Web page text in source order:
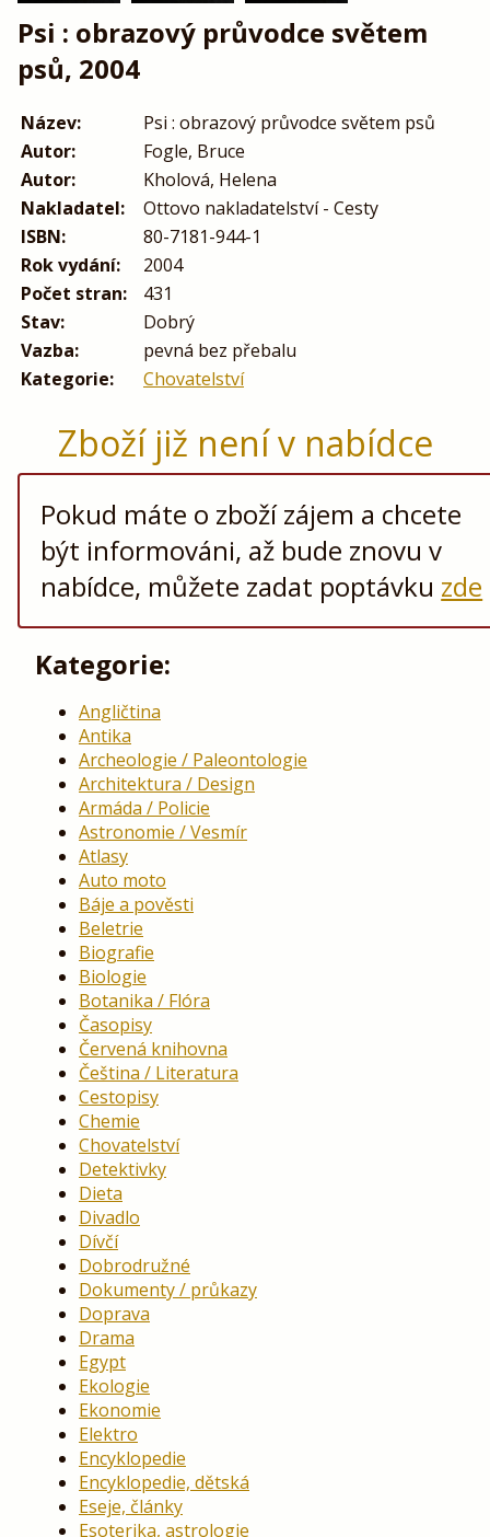
Psi : obrazový průvodce světem
psů, 2004
Název:
Psi : obrazový průvodce světem psů
Autor:
Fogle, Bruce
Autor:
Kholová, Helena
Nakladatel:
Ottovo nakladatelství - Cesty
ISBN:
80-7181-944-1
Rok vydání:
2004
Počet stran:
431
Stav:
Dobrý
Vazba:
pevná bez přebalu
Kategorie:
Chovatelství
Zboží již není v nabídce
Pokud máte o zboží zájem a chcete
být informováni, až bude znovu v
nabídce, můžete zadat poptávku zde
Kategorie:
Angličtina
Antika
Archeologie / Paleontologie
Architektura / Design
Armáda / Policie
Astronomie / Vesmír
Atlasy
Auto moto
Báje a pověsti
Beletrie
Biografie
Biologie
Botanika / Flóra
Časopisy
Červená knihovna
Čeština / Literatura
Cestopisy
Chemie
Chovatelství
Detektivky
Dieta
Divadlo
Dívčí
Dobrodružné
Dokumenty / průkazy
Doprava
Drama
Egypt
Ekologie
Ekonomie
Elektro
Encyklopedie
Encyklopedie, dětská
Eseje, články
Esoterika, astrologie